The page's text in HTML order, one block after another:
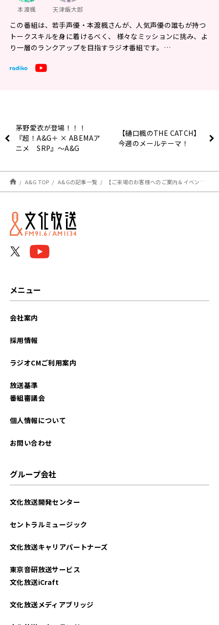
本渡楓 天津飯大郎
この番組は、若手声優・本渡楓さんが、人気声優の誰もが持つ
トークスキルを身に着けるべく、 様々なミッションに挑み、よ
り一層のランクアップを目指すラジオ番組です。…
茅野愛衣が登場！！！
『超！A&G＋ × ABEMAア
ニメ SRP』～A&G
衣」～後編
1月28日（金）22時～放送
【樋口楓のTHE CATCH】
今週のメールテーマ！
A&G TOP A&Gの記事一覧 【ご来場のお客様へのご案内＆イベント物販情報】1月30日開催『本渡上陸作戦』第2回単独イベント
メニュー
会社案内
採用情報
ラジオCMご利用案内
放送基準
番組審議会
個人情報について
お問い合わせ
グループ会社
文化放送開発センター
セントラルミュージック
文化放送キャリアパートナーズ
東京音研放送サービス
文化放送iCraft
文化放送メディアブリッジ